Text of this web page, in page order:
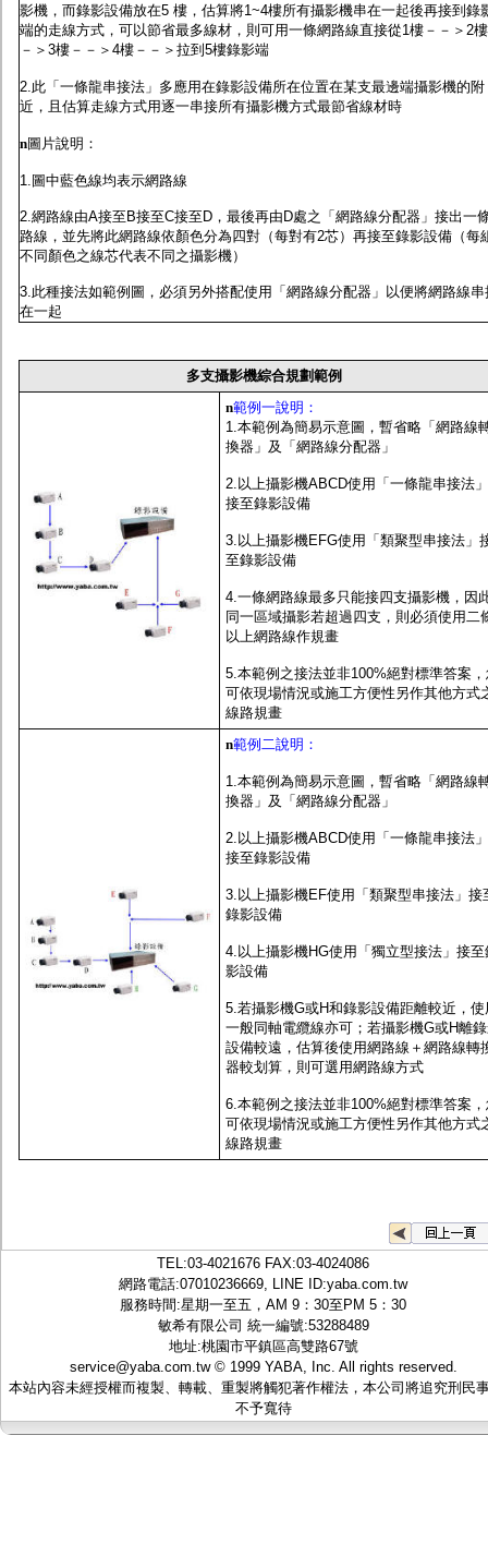
影機，而錄影設備放在5 樓，估算將1~4樓所有攝影機串在一起後再接到錄
端的走線方式，可以節省最多線材，則可用一條網路線直接從1樓－－＞2
－＞3樓－－＞4樓－－＞拉到5樓錄影端
2.此「一條龍串接法」多應用在錄影設備所在位置在某支最邊端攝影機的附
近，且估算走線方式用逐一串接所有攝影機方式最節省線材時
n圖片說明：
1.圖中藍色線均表示網路線
2.網路線由A接至B接至C接至D，最後再由D處之「網路線分配器」接出一
路線，並先將此網路線依顏色分為四對（每對有2芯）再接至錄影設備（每
不同顏色之線芯代表不同之攝影機）
3.此種接法如範例圖，必須另外搭配使用「網路線分配器」以便將網路線串
在一起
多支攝影機綜合規劃範例
n範例一說明：
1.本範例為簡易示意圖，暫省略「網路線
換器」及「網路線分配器」
2.以上攝影機ABCD使用「一條龍串接法」
接至錄影設備
3.以上攝影機EFG使用「類聚型串接法」
至錄影設備
4.一條網路線最多只能接四支攝影機，因
同一區域攝影若超過四支，則必須使用二
以上網路線作規畫
5.本範例之接法並非100%絕對標準答案
可依現場情況或施工方便性另作其他方式
線路規畫
n範例二說明：
1.本範例為簡易示意圖，暫省略「網路線
換器」及「網路線分配器」
2.以上攝影機ABCD使用「一條龍串接法」
接至錄影設備
3.以上攝影機EF使用「類聚型串接法」接
錄影設備
4.以上攝影機HG使用「獨立型接法」接至
影設備
5.若攝影機G或H和錄影設備距離較近，使
一般同軸電纜線亦可；若攝影機G或H離
設備較遠，估算後使用網路線＋網路線轉
器較划算，則可選用網路線方式
6.本範例之接法並非100%絕對標準答案
可依現場情況或施工方便性另作其他方式
線路規畫
TEL:03-4021676 FAX:03-4024086
網路電話:07010236669, LINE ID:yaba.com.tw
服務時間:星期一至五，AM 9：30至PM 5：30
敏希有限公司 統一編號:53288489
地址:桃園市平鎮區高雙路67號
service@yaba.com.tw© 1999 YABA, Inc. All rights reserved.
本站內容未經授權而複製、轉載、重製將觸犯著作權法，本公司將追究刑民
不予寬待